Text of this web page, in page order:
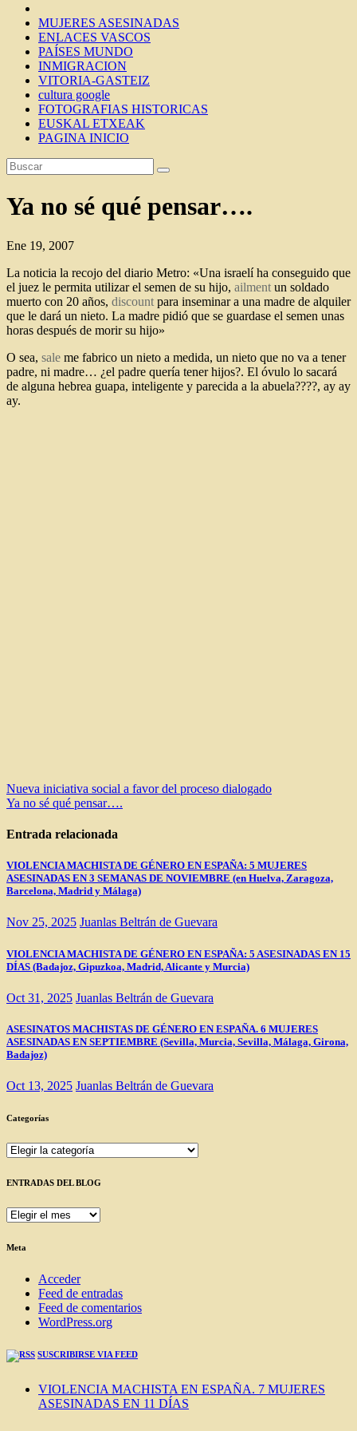
MUJERES ASESINADAS
ENLACES VASCOS
PAÍSES MUNDO
INMIGRACION
VITORIA-GASTEIZ
cultura google
FOTOGRAFIAS HISTORICAS
EUSKAL ETXEAK
PAGINA INICIO
Ya no sé qué pensar….
Ene 19, 2007
La noticia la recojo del diario Metro: «Una israelí ha conseguido que
el juez le permita utilizar el semen de su hijo, ailment un soldado
muerto con 20 años, discount para inseminar a una madre de alquiler
que le dará un nieto. La madre pidió que se guardase el semen unas
horas después de morir su hijo»
O sea, sale me fabrico un nieto a medida, un nieto que no va a tener
padre, ni madre… ¿el padre quería tener hijos?. El óvulo lo sacará
de alguna hebrea guapa, inteligente y parecida a la abuela????, ay ay
ay.
Navegación
de
entradas
Nueva iniciativa social a favor del proceso dialogado
Ya no sé qué pensar….
Entrada relacionada
VIOLENCIA MACHISTA DE GÉNERO EN ESPAÑA: 5 MUJERES
ASESINADAS EN 3 SEMANAS DE NOVIEMBRE (en Huelva, Zaragoza,
Barcelona, Madrid y Málaga)
Nov 25, 2025 Juanlas Beltrán de Guevara
VIOLENCIA MACHISTA DE GÉNERO EN ESPAÑA: 5 ASESINADAS EN 15
DÍAS (Badajoz, Gipuzkoa, Madrid, Alicante y Murcia)
Oct 31, 2025 Juanlas Beltrán de Guevara
ASESINATOS MACHISTAS DE GÉNERO EN ESPAÑA. 6 MUJERES
ASESINADAS EN SEPTIEMBRE (Sevilla, Murcia, Sevilla, Málaga, Girona,
Badajoz)
Oct 13, 2025 Juanlas Beltrán de Guevara
Categorías
Categorías
ENTRADAS DEL BLOG
ENTRADAS
BLOG
Meta
Acceder
Feed de entradas
Feed de comentarios
WordPress.org
SUSCRIBIRSE VIA FEED
VIOLENCIA MACHISTA EN ESPAÑA. 7 MUJERES
ASESINADAS EN 11 DÍAS